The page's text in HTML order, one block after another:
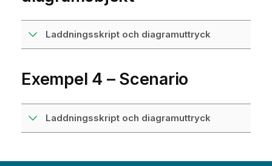
Laddningsskript och diagramuttryck
Exempel 4 – Scenario
Laddningsskript och diagramuttryck